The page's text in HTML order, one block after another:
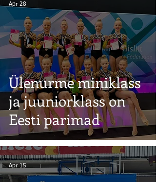
Ülenurme miniklass
ja juuniorklass on
Eesti parimad
Apr 28
Apr 15